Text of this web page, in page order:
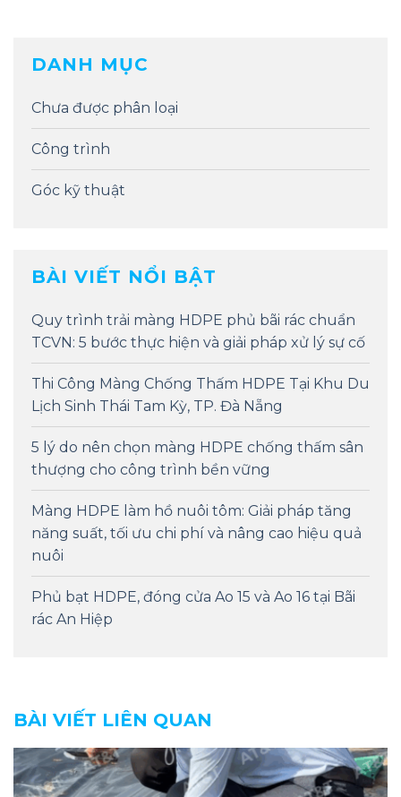
DANH MỤC
Chưa được phân loại
Công trình
Góc kỹ thuật
BÀI VIẾT NỔI BẬT
Quy trình trải màng HDPE phủ bãi rác chuẩn
TCVN: 5 bước thực hiện và giải pháp xử lý sự cố
Thi Công Màng Chống Thấm HDPE Tại Khu Du
Lịch Sinh Thái Tam Kỳ, TP. Đà Nẵng
5 lý do nên chọn màng HDPE chống thấm sân
thượng cho công trình bền vững
Màng HDPE làm hồ nuôi tôm: Giải pháp tăng
năng suất, tối ưu chi phí và nâng cao hiệu quả
nuôi
Phủ bạt HDPE, đóng cửa Ao 15 và Ao 16 tại Bãi
rác An Hiệp
BÀI VIẾT LIÊN QUAN